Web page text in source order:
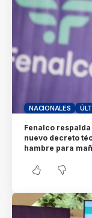
NACIONALES
Fenalco
nuevo decreto
hambre para